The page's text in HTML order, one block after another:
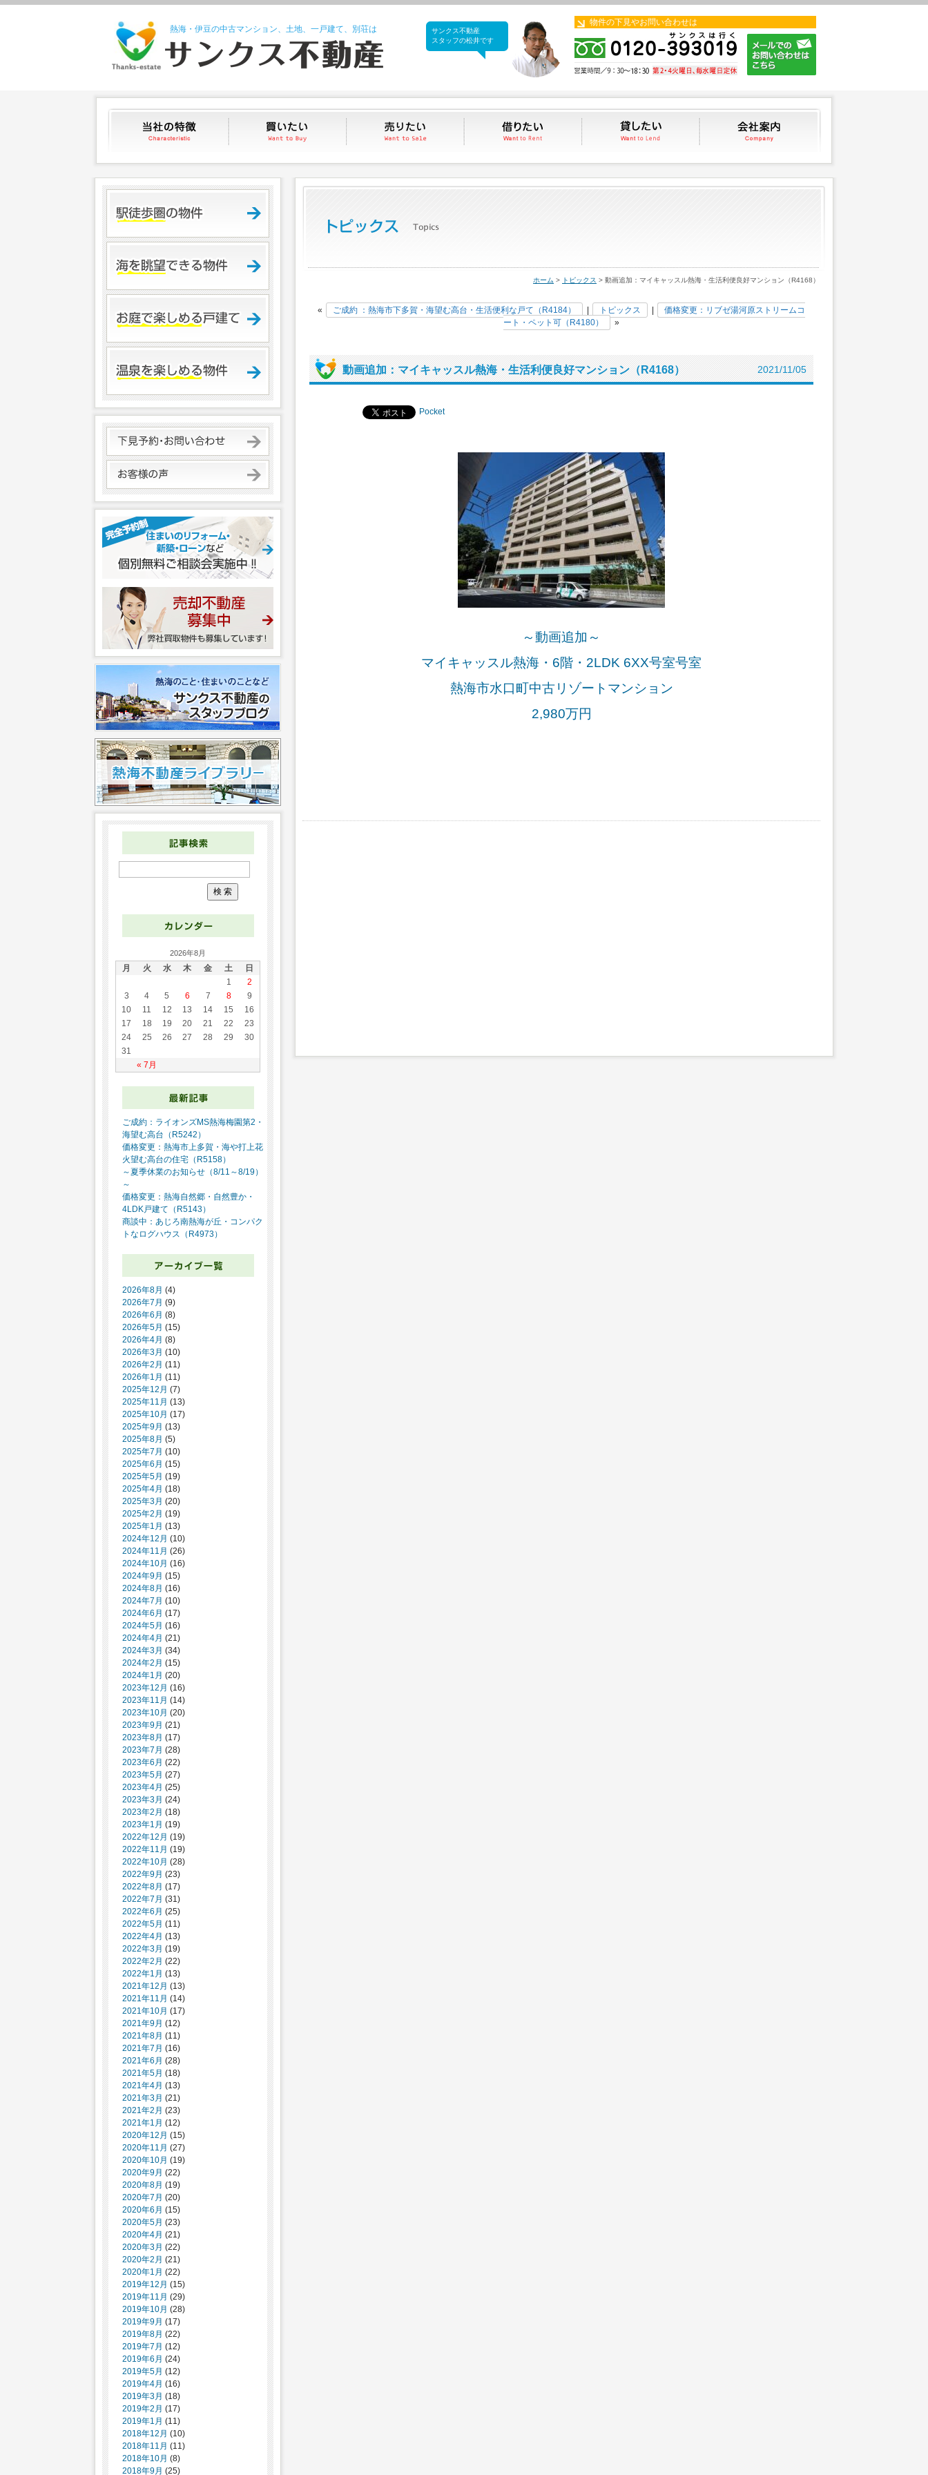
熱海・伊豆の中古マンション、土地、一戸建て、別荘は
サンクス不動産
サンクス不動産
スタッフの松井です
物件の下見やお問い合わせは
当社の特徴 買いたい 売りたい 借りたい 貸したい
ホーム > トピックス > 動画追加：マイキャッスル熱海・生活利便良好マンション（R4168）
« ご成約 ：熱海市下多賀・海望む高台・生活便利な戸て（R4184） トピックス
価格変更：リブゼ湯河原ストリームコ
ート・ペット可（R4180）
»
動画追加：マイキャッスル熱海・生活利便良好マンション（R4168） 2021/11/05
Pocket
～動画追加～
マイキャッスル熱海・6階・2LDK 6XX号室号室
熱海市水口町中古リゾートマンション
2,980万円
2026年8月
月 火 水 木 金 土 日
« 7月
1
2
3
4 5 6 7 8
9
10
11 12 13 14 15
16
17
18 19 20 21 22
23
24
25 26 27 28 29
30
31
ご成約：ライオンズMS熱海梅園第2・
海望む高台（R5242）
価格変更：熱海市上多賀・海や打上花
火望む高台の住宅（R5158）
～夏季休業のお知らせ（8/11～8/19）
～
価格変更：熱海自然郷・自然豊か・
4LDK戸建て（R5143）
商談中：あじろ南熱海が丘・コンパク
トなログハウス（R4973）
2026年8月 (4)
2026年7月 (9)
2026年6月 (8)
2026年5月 (15)
2026年4月 (8)
2026年3月 (10)
2026年2月 (11)
2026年1月 (11)
2025年12月 (7)
2025年11月 (13)
2025年10月 (17)
2025年9月 (13)
2025年8月 (5)
2025年7月 (10)
2025年6月 (15)
2025年5月 (19)
2025年4月 (18)
2025年3月 (20)
2025年2月 (19)
2025年1月 (13)
2024年12月 (10)
2024年11月 (26)
2024年10月 (16)
2024年9月 (15)
2024年8月 (16)
2024年7月 (10)
2024年6月 (17)
2024年5月 (16)
2024年4月 (21)
2024年3月 (34)
2024年2月 (15)
2024年1月 (20)
2023年12月 (16)
2023年11月 (14)
2023年10月 (20)
2023年9月 (21)
2023年8月 (17)
2023年7月 (28)
2023年6月 (22)
2023年5月 (27)
2023年4月 (25)
2023年3月 (24)
2023年2月 (18)
2023年1月 (19)
2022年12月 (19)
2022年11月 (19)
2022年10月 (28)
2022年9月 (23)
2022年8月 (17)
2022年7月 (31)
2022年6月 (25)
2022年5月 (11)
2022年4月 (13)
2022年3月 (19)
2022年2月 (22)
2022年1月 (13)
2021年12月 (13)
2021年11月 (14)
2021年10月 (17)
2021年9月 (12)
2021年8月 (11)
2021年7月 (16)
2021年6月 (28)
2021年5月 (18)
2021年4月 (13)
2021年3月 (21)
2021年2月 (23)
2021年1月 (12)
2020年12月 (15)
2020年11月 (27)
2020年10月 (19)
2020年9月 (22)
2020年8月 (19)
2020年7月 (20)
2020年6月 (15)
2020年5月 (23)
2020年4月 (21)
2020年3月 (22)
2020年2月 (21)
2020年1月 (22)
2019年12月 (15)
2019年11月 (29)
2019年10月 (28)
2019年9月 (17)
2019年8月 (22)
2019年7月 (12)
2019年6月 (24)
2019年5月 (12)
2019年4月 (16)
2019年3月 (18)
2019年2月 (17)
2019年1月 (11)
2018年12月 (10)
2018年11月 (11)
2018年10月 (8)
2018年9月 (25)